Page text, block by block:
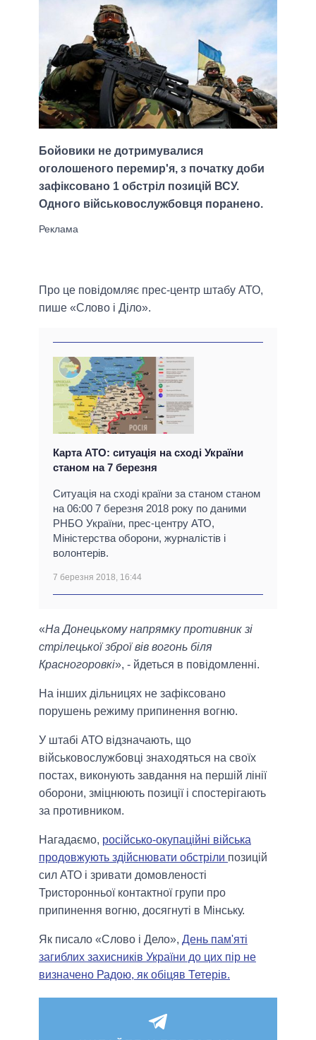
Бойовики не дотримувалися
оголошеного перемир'я, з початку доби
зафіксовано 1 обстріл позицій ВСУ.
Одного військовослужбовця поранено.
Про це повідомляє прес-центр штабу АТО,
пише «Слово і Діло».
Карта АТО: ситуація на сході України
станом на 7 березня
Ситуація на сході країни за станом станом
на 06:00 7 березня 2018 року по даними
РНБО України, прес-центру АТО,
Міністерства оборони, журналістів і
волонтерів.
7 березня 2018, 16:44
«На Донецькому напрямку противник зі
стрілецької зброї вів вогонь біля
Красногоровкі», - йдеться в повідомленні.
На інших дільницях не зафіксовано
порушень режиму припинення вогню.
У штабі АТО відзначають, що
військовослужбовці знаходяться на своїх
постах, виконують завдання на першій лінії
оборони, зміцнюють позиції і спостерігають
за противником.
Нагадаємо, російсько-окупаційні війська
продовжують здійснювати обстріли позицій
сил АТО і зривати домовленості
Тристоронньої контактної групи про
припинення вогню, досягнуті в Мінську.
Як писало «Слово і Дело», День пам'яті
загиблих захисників України до цих пір не
визначено Радою, як обіцяв Тетерів.